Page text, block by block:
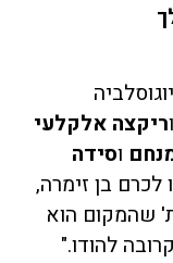
וריקצה אלקלעי
וסידה
בן זימרה,
שהמקום הוא
להודו."